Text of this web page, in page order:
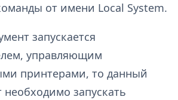
от имени Local System.
запускается
управляющим
принтерами, то данный
необходимо запускать